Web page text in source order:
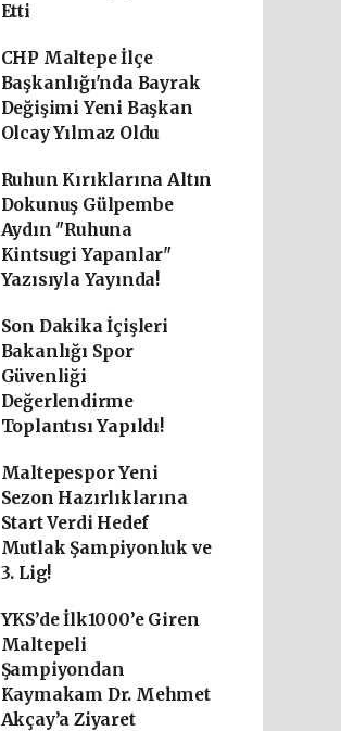
Etti
CHP Maltepe İlçe
Başkanlığı'nda Bayrak
Değişimi Yeni Başkan
Olcay Yılmaz Oldu
Ruhun Kırıklarına Altın
Dokunuş Gülpembe
Aydın "Ruhuna
Kintsugi Yapanlar"
Yazısıyla Yayında!
Son Dakika İçişleri
Bakanlığı Spor
Güvenliği
Değerlendirme
Toplantısı Yapıldı!
Maltepespor Yeni
Sezon Hazırlıklarına
Start Verdi Hedef
Mutlak Şampiyonluk ve
3. Lig!
YKS’de İlk1000’e Giren
Maltepeli
Şampiyondan
Kaymakam Dr. Mehmet
Akçay’a Ziyaret